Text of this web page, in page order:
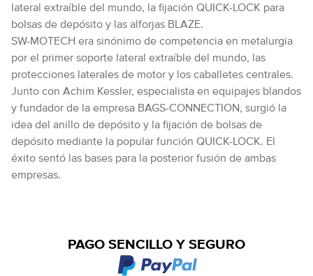
lateral extraíble del mundo, la fijación QUICK-LOCK para
bolsas de depósito y las alforjas BLAZE.
SW-MOTECH era sinónimo de competencia en metalurgia
por el primer soporte lateral extraíble del mundo, las
protecciones laterales de motor y los caballetes centrales.
Junto con Achim Kessler, especialista en equipajes blandos
y fundador de la empresa BAGS-CONNECTION, surgió la
idea del anillo de depósito y la fijación de bolsas de
depósito mediante la popular función QUICK-LOCK. El
éxito sentó las bases para la posterior fusión de ambas
empresas.
PAGO SENCILLO Y SEGURO